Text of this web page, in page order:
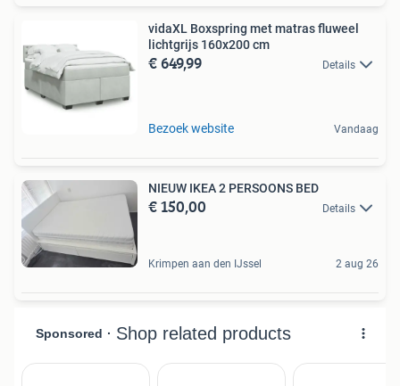
vidaXL Boxspring met matras fluweel
lichtgrijs 160x200 cm
€ 649,99 Details
Bezoek website Vandaag
NIEUW IKEA 2 PERSOONS BED
€ 150,00 Details
Krimpen aan den IJssel 2 aug 26